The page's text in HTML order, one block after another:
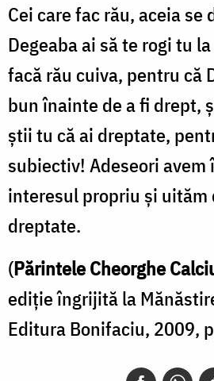
Cei care fac rău, aceia se
Degeaba ai să te rogi tu
facă rău cuiva, pentru că
bun înainte de a fi drept,
știi tu că ai dreptate,
subiectiv! Adeseori avem
interesul propriu și uităm
dreptate.
(Părintele Cheorghe
ediție îngrijită la
Editura Bonifaciu, 2009,